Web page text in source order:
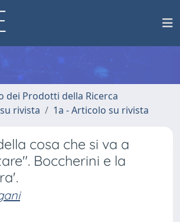
dei Prodotti della Ricerca
rivista
1a - Articolo su rivista
cosa che si va a
Boccherini e la